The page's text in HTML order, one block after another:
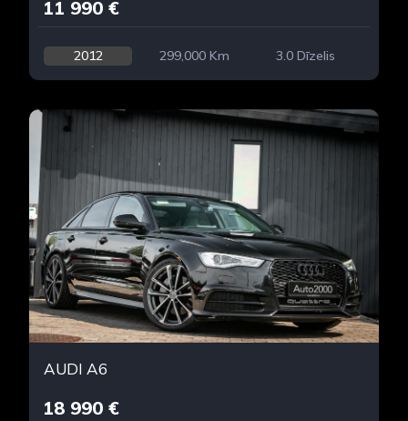
11 990 €
2012 299,000 Km 3.0 Dīzelis
AUDI A6
18 990 €